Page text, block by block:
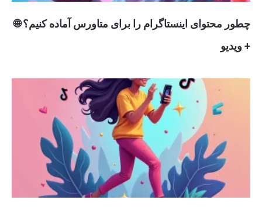
چطور محتوای اینستاگرام را برای متاورس آماده کنیم؟ 🌐
+ ویدیو